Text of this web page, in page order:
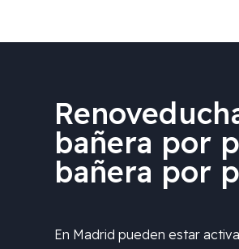
bañera por
bañera por
En Madrid pueden estar